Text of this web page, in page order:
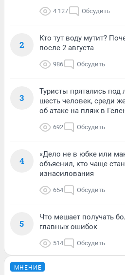
4 127 Обсудить
2
Кто тут воду мутит?
после 2 августа
986 Обсудить
3
Туристы прятались под
шесть человек, среди
об атаке на пляж в
692 Обсудить
4
«Дело не в юбке или
объяснил, кто чаще
изнасилования
654 Обсудить
5
Что мешает получать
главных ошибок
514 Обсудить
МНЕНИЕ